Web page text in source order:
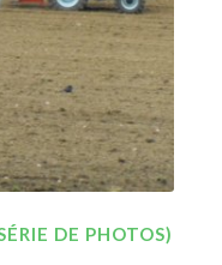
DE PHOTOS)